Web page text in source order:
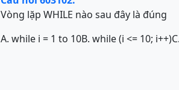
Vòng lặp WHILE nào sau đây là đúng
A. while i = 1 to 10B. while (i <= 10; i++)